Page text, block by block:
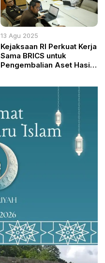
13 Agu 2025
Kejaksaan RI Perkuat Kerja
Sama BRICS untuk
Pengembalian Aset Hasil